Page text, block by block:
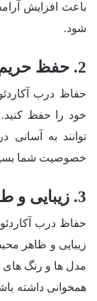
باعث افزایش
شود.
2. حفظ حریم شخصی
حفاظ درب
خود را حفظ
توانند به
خصوصیت شما
3. زیبایی و طراحی مناسب
حفاظ درب
زیبایی و ظاهر
مدل ها و رنگ های
همخوانی داشته